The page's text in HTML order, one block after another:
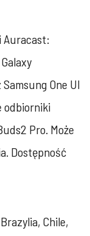
Auracast:
One UI
odbiorniki
Pro. Może
Dostępność
Chile,